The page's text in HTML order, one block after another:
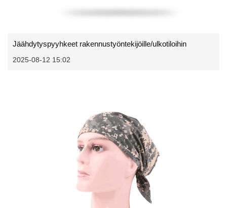
Jäähdytyspyyhkeet rakennustyöntekijöille/ulkotiloihin
2025-08-12 15:02